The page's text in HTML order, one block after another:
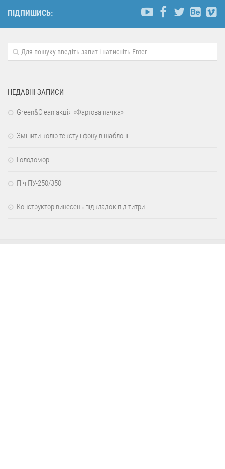
ПІДПИШИСЬ:
НЕДАВНІ ЗАПИСИ
Green&Clean акція «Фартова пачка»
Змінити колір тексту і фону в шаблоні
Голодомор
Піч ПУ-250/350
Конструктор винесень підкладок під титри